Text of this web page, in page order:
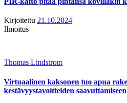
Kirjoitettu 21.10.2024
Ilmoitus
Thomas Lindstrom
Virtuaalinen kaksonen tuo apua
kestävyystavoitteiden saavuttamiseen